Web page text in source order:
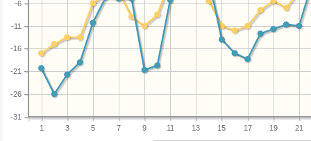
1 3 5 7 9 11 13 15 17 19 21
-31
-26
-21
-16
-11
-6